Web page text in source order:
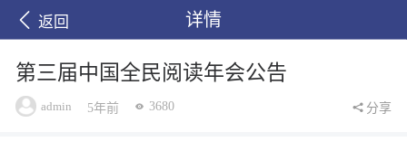
返回 详情
第三届中国全民阅读年会公告
admin 5年前 3680 分享